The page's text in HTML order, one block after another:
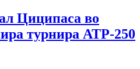
Циципаса во
турнира АТР-250